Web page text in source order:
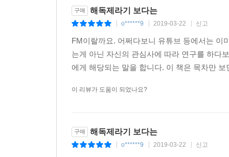
구매 해독제라기 보다는
o******9 2019-03-22 신고
FM이랄까요. 어쩌다보니 유튜브 등에서는 이
는게 아닌 자신의 관심사에 따라 연구를 하다
에게 해당되는 말을 합니다. 이 책은 목차만
이 리뷰가 도움이 되었나요?
구매 해독제라기 보다는
o******9 2019-03-22 신고